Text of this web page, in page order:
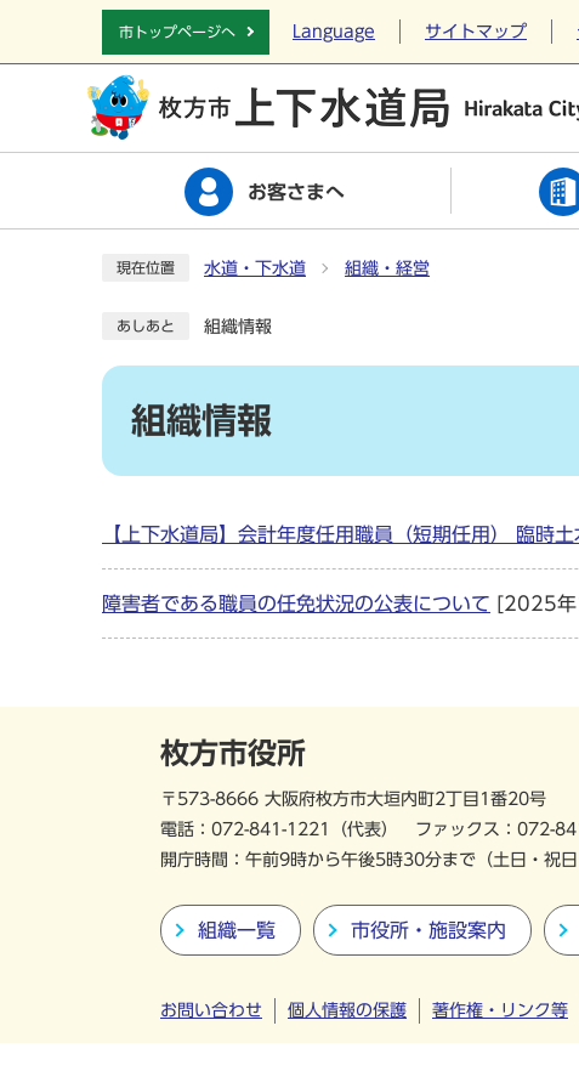
市トップページへ Language サイトマップ
お客さまへ
現在位置 水道・下水道 組織・経営
あしあと 組織情報
組織情報
【上下水道局】会計年度任用職員（短期任用） 臨時
障害者である職員の任免状況の公表について [2025
枚方市役所
〒573-8666 大阪府枚方市大垣内町2丁目1番20号
電話： 072-841-1221 （代表） ファックス：072-
開庁時間：午前9時から午後5時30分まで （土日・祝
組織一覧 市役所・施設案内
お問い合わせ 個人情報の保護 著作権・リンク等